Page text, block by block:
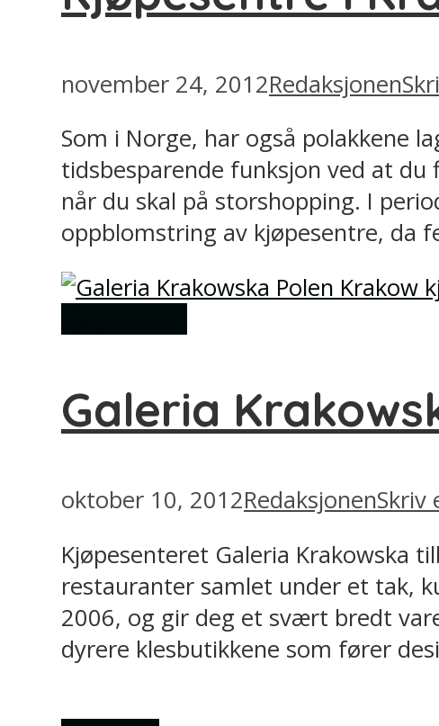
november 24, 2012Redaksjonen
Som i Norge, har også polakkene
tidsbesparende funksjon ved at
når du skal på storshopping. I
oppblomstring av kjøpesentre, da
Galeria
oktober 10, 2012RedaksjonenSkriv
Kjøpesenteret Galeria Krakowska
restauranter samlet under et tak,
2006, og gir deg et svært bredt
dyrere klesbutikkene som fører